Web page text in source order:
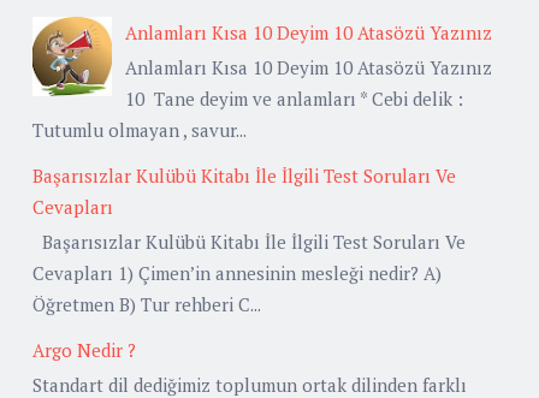
Anlamları Kısa 10 Deyim 10 Atasözü Yazınız
Anlamları Kısa 10 Deyim 10 Atasözü Yazınız
10 Tane deyim ve anlamları * Cebi delik :
Tutumlu olmayan , savur...
Başarısızlar Kulübü Kitabı İle İlgili Test Soruları Ve
Cevapları
Başarısızlar Kulübü Kitabı İle İlgili Test Soruları Ve
Cevapları 1) Çimen’in annesinin mesleği nedir? A)
Öğretmen B) Tur rehberi C...
Argo Nedir ?
Standart dil dediğimiz toplumun ortak dilinden farklı